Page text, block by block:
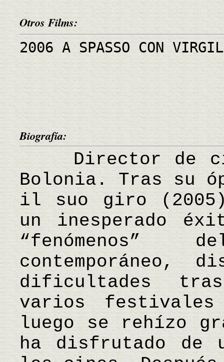
Otros Films:
2006 A SPASSO CON
Biografía:
Director de
Bolonia. Tras su
il suo giro
un inesperado
contemporáneo,
dificultades
varios festivales
luego se rehízo
ha disfrutado de